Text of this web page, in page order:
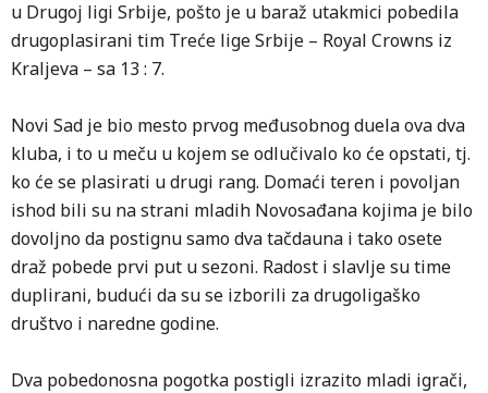
u Drugoj ligi Srbije, pošto je u baraž utakmici pobedila
drugoplasirani tim Treće lige Srbije – Royal Crowns iz
Kraljeva – sa 13 : 7.
Novi Sad je bio mesto prvog međusobnog duela ova dva
kluba, i to u meču u kojem se odlučivalo ko će opstati, tj.
ko će se plasirati u drugi rang. Domaći teren i povoljan
ishod bili su na strani mladih Novosađana kojima je bilo
dovoljno da postignu samo dva tačdauna i tako osete
draž pobede prvi put u sezoni. Radost i slavlje su time
duplirani, budući da su se izborili za drugoligaško
društvo i naredne godine.
Dva pobedonosna pogotka postigli izrazito mladi igrači,